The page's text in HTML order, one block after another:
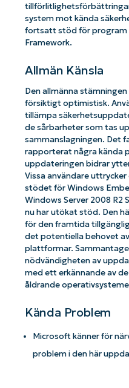
system mot kända
fortsatt stöd för program
Framework.
Allmän Känsla
Den allmänna
försiktigt optimistisk.
tillämpa
de sårbarheter som tas
sammanslagningen. Det
rapporterat några kända
uppdateringen bidrar
Vissa användare
stödet för Windows
Windows Server 2008 R2
nu har utökat stöd. Den
för den framtida
det potentiella behovet
plattformar.
nödvändigheten av
med ett erkännande av
åldrande
Kända Problem
Microsoft känner för
problem i den här